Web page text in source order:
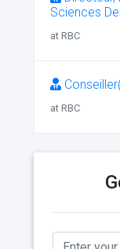
Sciences
at RBC
at RBC